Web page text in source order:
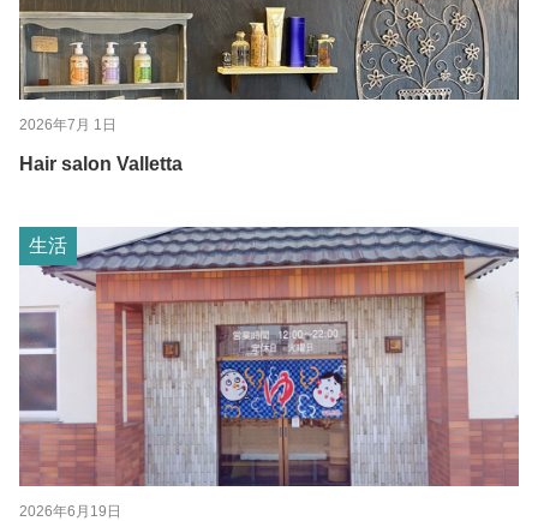
2026年7月 1日
Hair salon Valletta
生活
2026年6月19日